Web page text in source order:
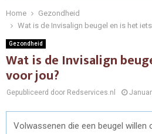
Home
Gezondheid
Wat is de Invisalign beugel en is het
Gezondheid
Wat is de Invisalign
voor jou?
Gepubliceerd door Redservices.nl
Volwassenen die een beugel willen